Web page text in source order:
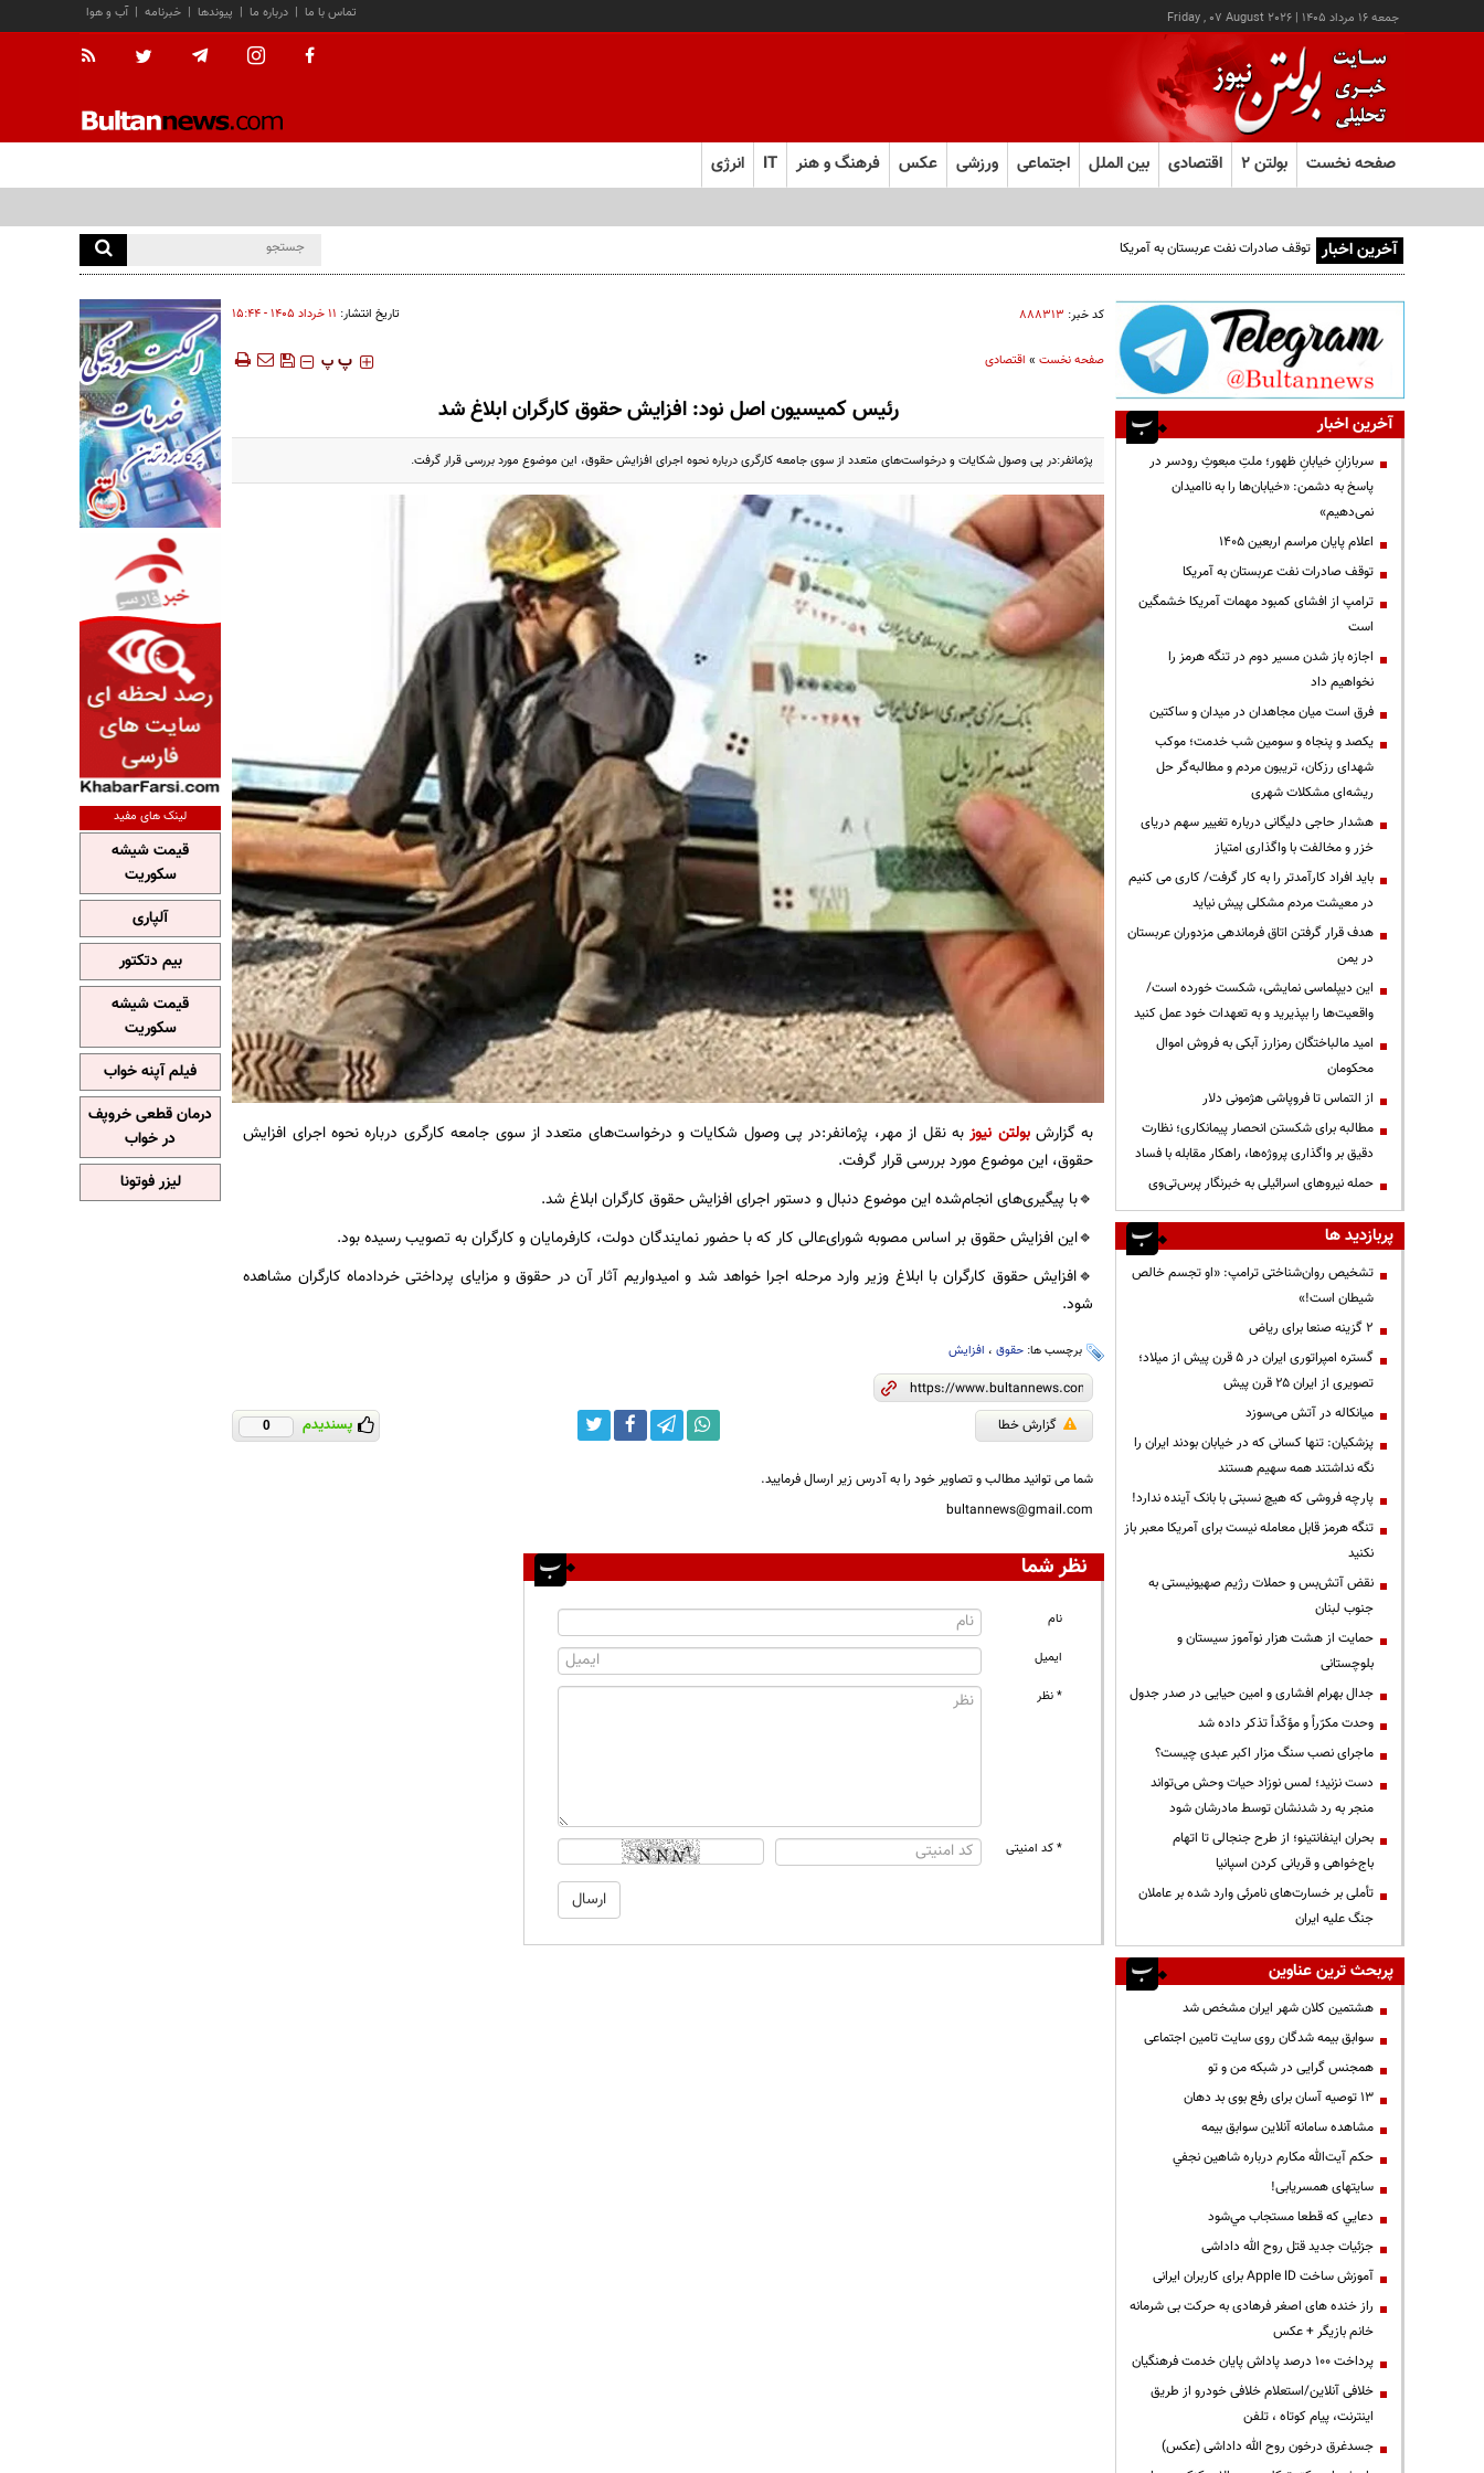
جمعه ۱۶ مرداد ۱۴۰۵ |
Friday , 07 August 2026 آب و هوا | خبرنامه | پیوندها | درباره ما | تماس با ما
صفحه نخست بولتن ۲ اقتصادی بین الملل اجتماعی ورزشی عکس فرهنگ و هنر IT انرژی
آخرین اخبار توقف صادرات نفت عربستان به آمریکا
کد خبر: ۸۸۸۳۱۳ تاریخ انتشار: ۱۱ خرداد ۱۴۰۵ - ۱۵:۴۴
صفحه نخست» اقتصادی ‍‍‍ پ پ
رئیس کمیسیون اصل نود: افزایش حقوق کارگران ابلاغ شد
پژمانفر:در پی وصول شکایات و درخواست‌های متعدد از سوی جامعه کارگری درباره نحوه اجرای افزایش حقوق، این موضوع مورد بررسی قرار گرفت.
به گزارشبولتن نیوزبه نقل از مهر، پژمانفر:در پی وصول شکایات و درخواست‌های متعدد از سوی جامعه کارگری درباره نحوه اجرای افزایش
حقوق، این موضوع مورد بررسی قرار گرفت.
🔹با پیگیری‌های انجام‌شده این موضوع دنبال و دستور اجرای افزایش حقوق کارگران ابلاغ شد.
🔹این افزایش حقوق بر اساس مصوبه شورای‌عالی کار که با حضور نمایندگان دولت، کارفرمایان و کارگران به تصویب رسیده بود.
🔹افزایش حقوق کارگران با ابلاغ وزیر وارد مرحله اجرا خواهد شد و امیدواریم آثار آن در حقوق و مزایای پرداختی خردادماه کارگران مشاهده
‌شود.
برچسب ها: حقوق، افزایش
گزارش خطا پسندیدم 0
شما می توانید مطالب و تصاویر خود را به آدرس زیر ارسال فرمایید.
bultannews@gmail.com
نظر شما
نام
ایمیل
* نظر
* کد امنیتی
آخرین اخبار
سربازانِ خیابانِ ظهور؛ ملتِ مبعوثِ رودسر در
پاسخ به دشمن: «خیابان‌ها را به ناامیدان
نمی‌دهیم»
اعلام پایان مراسم اربعین ۱۴۰۵
توقف صادرات نفت عربستان به آمریکا
ترامپ از افشای کمبود مهمات آمریکا خشمگین
است
اجازه باز شدن مسیر دوم در تنگه هرمز را
نخواهیم داد
فرق است میان مجاهدان در میدان و ساکتین
یکصد و پنجاه و سومین شب خدمت؛ موکب
شهدای رزکان، تریبون مردم و مطالبه‌گر حل
ریشه‌ای مشکلات شهری
هشدار حاجی دلیگانی درباره تغییر سهم دریای
خزر و مخالفت با واگذاری امتیاز
باید افراد کارآمدتر را به کار گرفت/ کاری می کنیم
در معیشت مردم مشکلی پیش نیاید
هدف قرار گرفتن اتاق‌ فرماندهی مزدوران عربستان
در یمن
این دیپلماسی نمایشی، شکست خورده است/
واقعیت‌ها را بپذیرید و به تعهدات خود عمل کنید
امید مالباختگان رمزارز آبکی به فروش اموال
محکومان
از التماس تا فروپاشی هژمونی دلار
مطالبه برای شکستن انحصار پیمانکاری؛ نظارت
دقیق بر واگذاری پروژه‌ها، راهکار مقابله با فساد
حمله نیروهای اسرائیلی به خبرنگار پرس‌تی‌وی
پربازدید ها
تشخیص روان‌شناختی ترامپ: «او تجسم خالص
شیطان است!»
۲ گزینه صنعا برای ریاض
گستره امپراتوری ایران در ۵ قرن پیش از میلاد؛
تصویری از ایران ۲۵ قرن پیش
میانکاله در آتش می‌سوزد
پزشکیان: تنها کسانی که در خیابان بودند ایران را
نگه نداشتند همه سهیم هستند
پارچه فروشی که هیچ نسبتی با بانک آینده ندارد!
تنگه هرمز قابل معامله نیست برای آمریکا معبر باز
نکنید
نقض آتش‌بس و حملات رژیم صهیونیستی به
جنوب لبنان
حمایت از هشت هزار نوآموز سیستان و
بلوچستانی
جدال بهرام افشاری و امین حیایی در صدر جدول
وحدت مکرّراً و مؤکّداً تذکر داده شد
ماجرای نصب سنگ مزار اکبر عبدی چیست؟
دست نزنید؛ لمس نوزاد حیات وحش می‌تواند
منجر به رد شدنشان توسط مادرشان شود
بحران اینفانتینو؛ از طرح جنجالی تا اتهام
باج‌خواهی و قربانی کردن اسپانیا
تأملی بر خسارت‌های نامرئی وارد شده بر عاملان
جنگ علیه ایران
پربحث ترین عناوین
هشتمین کلان شهر ایران مشخص شد
سوابق بیمه شدگان روی سایت تامین اجتماعی
همجنس گرایی در شبکه من و تو
13 توصیه آسان برای رفع بوی بد دهان
مشاهده سامانه آنلاين سوابق بیمه
حكم آيت‌الله مكارم درباره شاهين نجفي
سایتهای همسریابی!
دعايي كه قطعا مستجاب مي‌شود
جزئیات جدید قتل روح الله داداشی
آموزش ساخت Apple ID برای کاربران ایرانی
راز خنده های اصغر فرهادی به حرکت بی شرمانه
خانم بازیگر + عکس
پرداخت ۱۰۰ درصد پاداش پایان خدمت فرهنگیان
خلافی آنلاین/استعلام خلافی خودرو از طریق
اینترنت، پیام کوتاه ، تلفن
جسدغرق درخون روح الله داداشی (عکس)
لینک های مفید
قیمت شیشه
سکوریت
آلپاری
بیم دتکتور
قیمت شیشه
سکوریت
فیلم آپنه خواب
درمان قطعی خروپف
در خواب
لیزر فوتونا